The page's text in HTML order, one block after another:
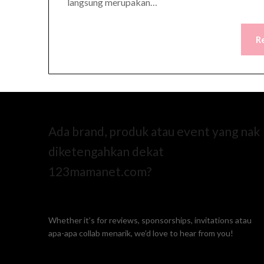
Ada brand, produk atau event yang nak
diketengahkan dekat
123mamanet.com?
Whether it’s for reviews, sponsorships, invitations atau
apa-apa collab menarik, we’d love to hear from you!